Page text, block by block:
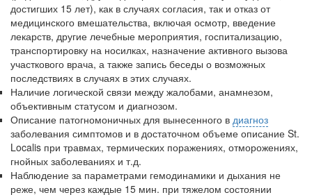
достигших 15 лет), как в случаях согласия, так и отказ от
медицинского вмешательства, включая осмотр, введение
лекарств, другие лечебные мероприятия, госпитализацию,
транспортировку на носилках, назначение активного вызова
участкового врача, а также запись беседы о возможных
последствиях в случаях в этих случаях.
Наличие логической связи между жалобами, анамнезом,
объективным статусом и диагнозом.
Описание патогномоничных для вынесенного в диагноз
заболевания сим­птомов и в достаточном объеме описание St.
Localis при травмах, термических поражениях, отморожениях,
гнойных заболеваниях и т.д.
Наблюдение за параметрами гемодинамики и дыхания не
реже, чем через каждые 15 мин. при тяжелом состоянии